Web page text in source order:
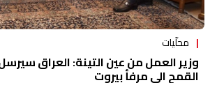
محلّيات
القمح الى مرفأ بيروت